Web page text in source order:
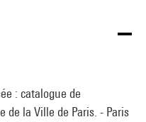
: catalogue de
de la Ville de Paris. - Paris